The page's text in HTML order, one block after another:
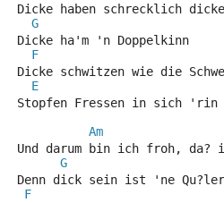
Dicke haben schrecklich
G
Dicke ha'm 'n Doppelkinn
F
Dicke schwitzen wie die
E
Stopfen Fressen in sich 'rin
Am
Und darum bin ich froh, da?
G
Denn dick sein ist 'ne
F